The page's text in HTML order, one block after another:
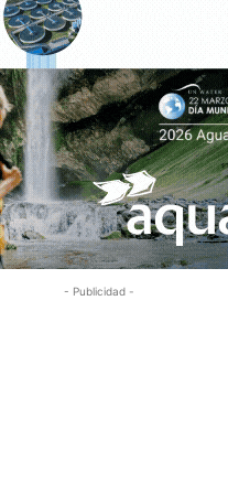
- Publicidad -